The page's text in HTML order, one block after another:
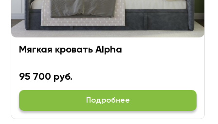
Мягкая кровать Alpha
95 700 руб.
Подробнее